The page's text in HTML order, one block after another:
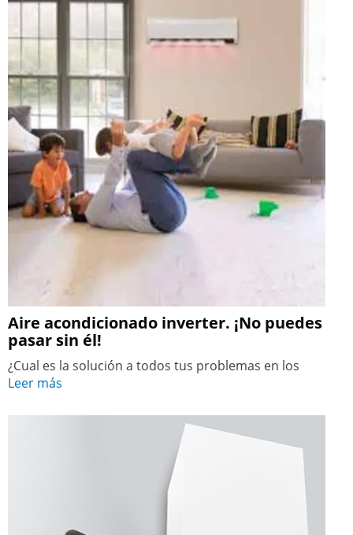
Aire acondicionado inverter. ¡No puedes
pasar sin él!
¿Cual es la solución a todos tus problemas en los
Leer más